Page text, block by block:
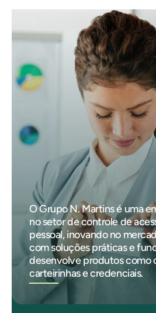
O Grupo N. Martins é uma
no setor de controle de
pessoal, inovando no
com soluções práticas e
desenvolve produtos como
carteirinhas e credenciais.